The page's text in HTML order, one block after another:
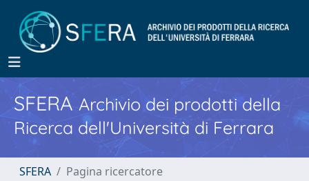
SFERA Archivio dei prodotti della
Ricerca dell'Università di Ferrara
SFERA Pagina ricercatore